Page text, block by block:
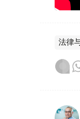
法律